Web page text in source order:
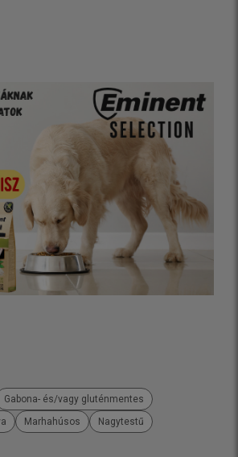
Gabona- és/vagy gluténmentes
Marhahúsos
Nagytestű